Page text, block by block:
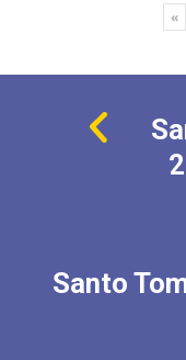
«
Santo